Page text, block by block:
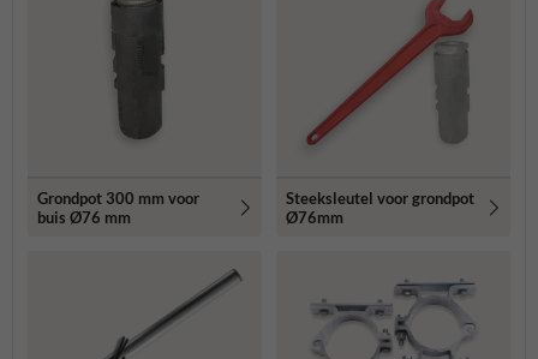
Grondpot 300 mm voor
buis Ø76 mm
Steeksleutel voor grondpot
Ø76mm